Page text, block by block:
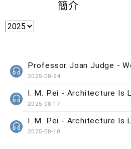
簡介
2025-08-24
2025-08-17
2025-08-10